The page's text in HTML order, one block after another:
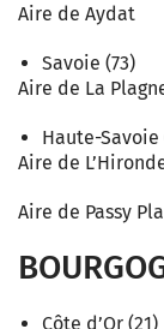
Aire de Aydat
Savoie (73)
Aire de La
Haute-Savoie
Aire de
Aire de Passy
Côte d’Or (21)